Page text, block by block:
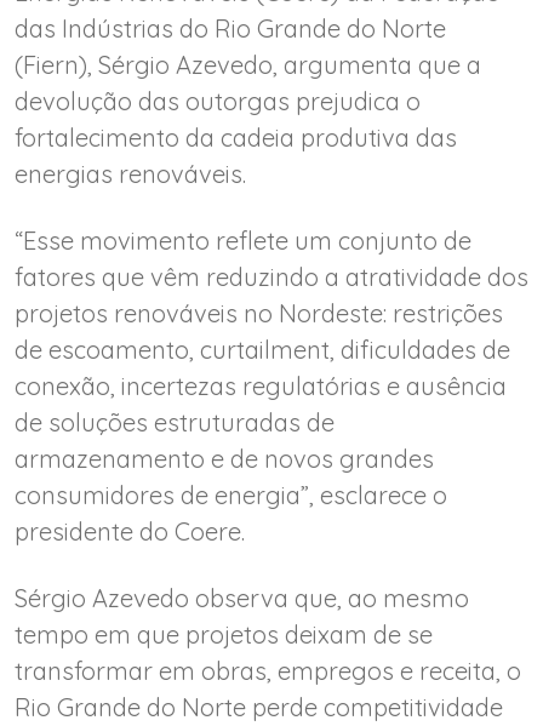
das Indústrias do Rio Grande do Norte
(Fiern), Sérgio Azevedo, argumenta que a
devolução das outorgas prejudica o
fortalecimento da cadeia produtiva das
energias renováveis.
“Esse movimento reflete um conjunto de
fatores que vêm reduzindo a atratividade dos
projetos renováveis no Nordeste: restrições
de escoamento, curtailment, dificuldades de
conexão, incertezas regulatórias e ausência
de soluções estruturadas de
armazenamento e de novos grandes
consumidores de energia”, esclarece o
presidente do Coere.
Sérgio Azevedo observa que, ao mesmo
tempo em que projetos deixam de se
transformar em obras, empregos e receita, o
Rio Grande do Norte perde competitividade